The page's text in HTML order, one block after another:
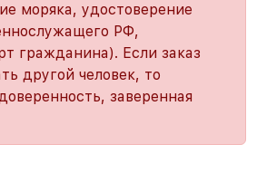
моряка, удостоверение
РФ,
гражданина). Если заказ
другой человек, то
заверенная